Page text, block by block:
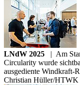
LNdW 2025 | Am
Circularity wurde
ausgediente Windkraft-
Christian Hüller/